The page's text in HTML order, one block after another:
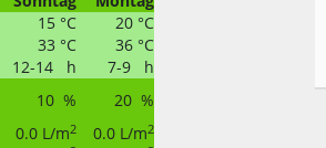
15 °C
20 °C
33 °C
36 °C
12-14 h
7-9 h
10 %
20 %
0.0 L/m2 0.0 L/m2